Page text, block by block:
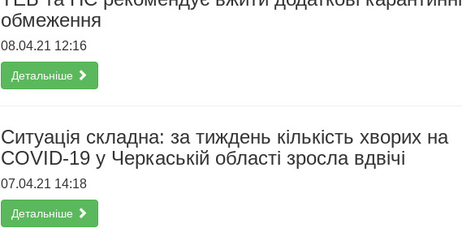
обмеження
08.04.21 12:16
Детальніше
Ситуація складна: за тиждень кількість хворих на
COVID-19 у Черкаській області зросла вдвічі
07.04.21 14:18
Детальніше